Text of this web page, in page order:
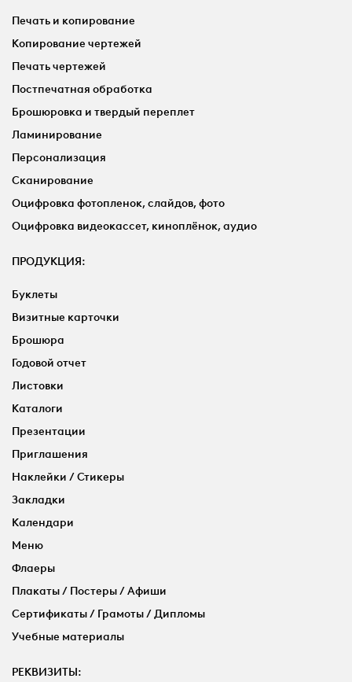
Печать и копирование
Копирование чертежей
Печать чертежей
Постпечатная обработка
Брошюровка и твердый переплет
Ламинирование
Персонализация
Сканирование
Оцифровка фотопленок, слайдов, фото
Оцифровка видеокассет, киноплёнок, аудио
ПРОДУКЦИЯ:
Буклеты
Визитные карточки
Брошюра
Годовой отчет
Листовки
Каталоги
Презентации
Приглашения
Наклейки / Стикеры
Закладки
Календари
Меню
Флаеры
Плакаты / Постеры / Афиши
Сертификаты / Грамоты / Дипломы
Учебные материалы
РЕКВИЗИТЫ: